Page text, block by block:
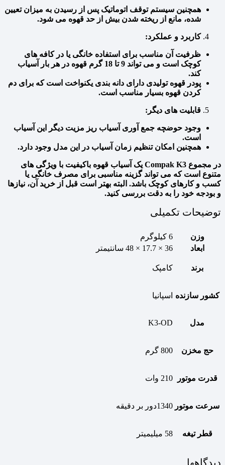
همچنین سیستم توقف اتوماتیک پس از رسیدن به میزان تعیین
شده، مانع از ریخته شدن بیش از حد قهوه می شود.
کاربرد و عملکرد:
ظرفیت آن مناسب برای استفاده خانگی یا در کافه های
کوچک است و می تواند 9 تا 18 گرم قهوه در هر بار آسیاب
کند.
پودر قهوه تولیدی دارای دانه بندی یکنواخت است که برای دم
کردن قهوه بسیار مناسب است.
قابلیت های دیگر:
وجود حوضچه جمع آوری آسیاب ریز مزیت دیگر این آسیاب
است.
همچنین امکان تنظیم زمان آسیاب در این مدل وجود دارد.
در مجموع Compak K3 یک آسیاب قهوه باکیفیت با ویژگی های
متنوع است که می تواند گزینه مناسبی برای مصرف خانگی یا
کسب و کارهای کوچک باشد. البته بهتر است قبل از خرید آن، نیازها
و بودجه خود را به دقت بررسی کنید.
توضیحات تکمیلی
وزن
6 کیلوگرم
ابعاد
36 × 17.7 × 48 سانتیمتر
برند کامپک
کشور سازنده اسپانیا
مدل K3-OD
حج مخزن 800 گرم
قدرت موتور 210 وات
سرعت موتور 1340دور بر دقیقه
قطر تیغه 58 میلیمیتر
دیدگاهها